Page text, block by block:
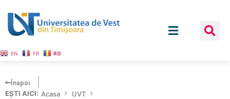
EN FR RO
Înapoi
EȘTI AICI: Acasa
UVT